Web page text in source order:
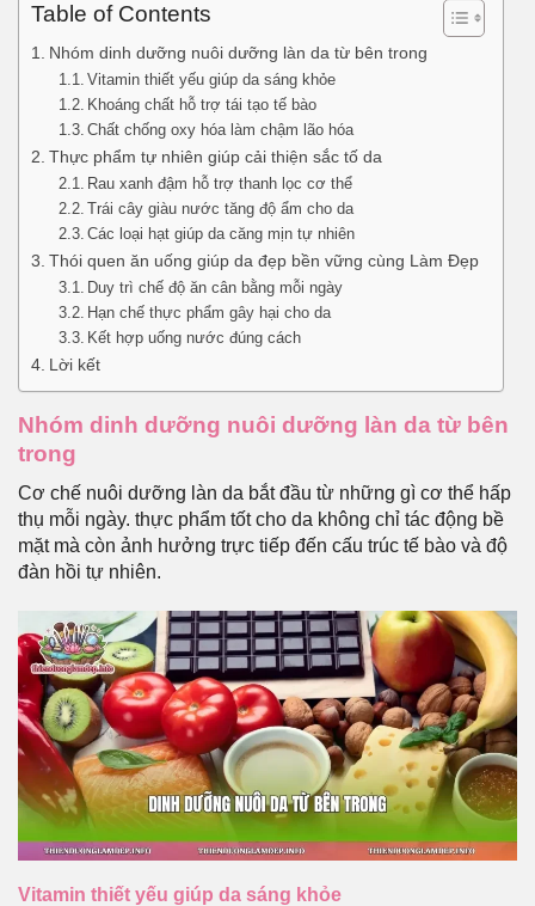
Table of Contents
Nhóm dinh dưỡng nuôi dưỡng làn da từ bên trong
Vitamin thiết yếu giúp da sáng khỏe
Khoáng chất hỗ trợ tái tạo tế bào
Chất chống oxy hóa làm chậm lão hóa
Thực phẩm tự nhiên giúp cải thiện sắc tố da
Rau xanh đậm hỗ trợ thanh lọc cơ thể
Trái cây giàu nước tăng độ ẩm cho da
Các loại hạt giúp da căng mịn tự nhiên
Thói quen ăn uống giúp da đẹp bền vững cùng Làm Đẹp
Duy trì chế độ ăn cân bằng mỗi ngày
Hạn chế thực phẩm gây hại cho da
Kết hợp uống nước đúng cách
Lời kết
Nhóm dinh dưỡng nuôi dưỡng làn da từ bên
trong
Cơ chế nuôi dưỡng làn da bắt đầu từ những gì cơ thể hấp
thụ mỗi ngày. thực phẩm tốt cho da không chỉ tác động bề
mặt mà còn ảnh hưởng trực tiếp đến cấu trúc tế bào và độ
đàn hồi tự nhiên.
Vitamin thiết yếu giúp da sáng khỏe